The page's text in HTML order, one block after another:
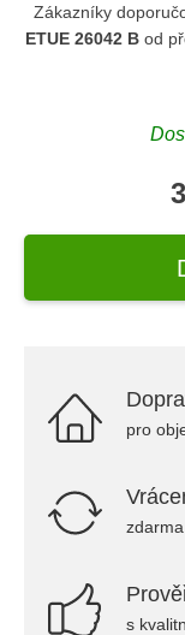
Zákazníky
ETUE 26042 B od
pro
s